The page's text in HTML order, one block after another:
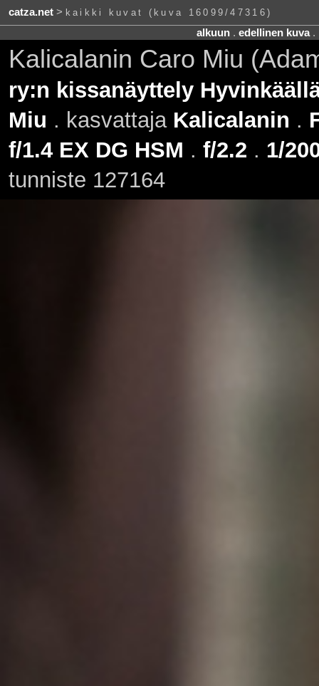
catza.net> kaikki kuvat (kuva 16099/47316)
alkuun. edellinen kuva.
Kalicalanin Caro Miu
ry:n kissanäyttely
Miu . kasvattaja Kalicalanin .
f/1.4 EX DG HSM . f/2.2 . 1/
tunniste 127164